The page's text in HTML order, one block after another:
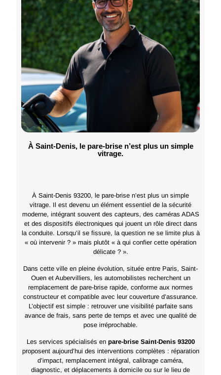
À Saint-Denis, le pare-brise n’est plus un simple
vitrage.
À Saint-Denis 93200, le pare-brise n’est plus un simple
vitrage. Il est devenu un élément essentiel de la sécurité
moderne, intégrant souvent des capteurs, des caméras ADAS
et des dispositifs électroniques qui jouent un rôle direct dans
la conduite. Lorsqu’il se fissure, la question ne se limite plus à
« où intervenir ? » mais plutôt « à qui confier cette opération
délicate ? ».
Dans cette ville en pleine évolution, située entre Paris, Saint-
Ouen et Aubervilliers, les automobilistes recherchent un
remplacement de pare-brise rapide, conforme aux normes
constructeur et compatible avec leur couverture d’assurance.
L’objectif est simple : retrouver une visibilité parfaite sans
avance de frais, sans perte de temps et avec une qualité de
pose irréprochable.
Les services spécialisés en pare-brise Saint-Denis 93200
proposent aujourd’hui des interventions complètes : réparation
d’impact, remplacement intégral, calibrage caméra,
diagnostic, et déplacements à domicile ou sur le lieu de